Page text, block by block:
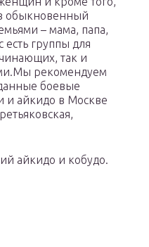
обыкновенный
– мама, папа,
есть группы для
так и
рекомендуем
боевые
и айкидо в Москве
айкидо и кобудо.